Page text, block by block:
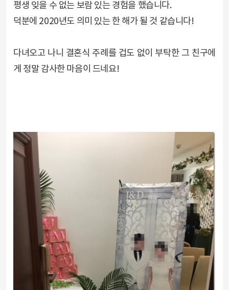
평생 잊을 수 없는 보람 있는 경험을 했습니다.
덕분에 2020년도 의미 있는 한 해가 될 것 같습니다!
다녀오고 나니 결혼식 주례를 겁도 없이 부탁한 그 친구에
게 정말 감사한 마음이 드네요!